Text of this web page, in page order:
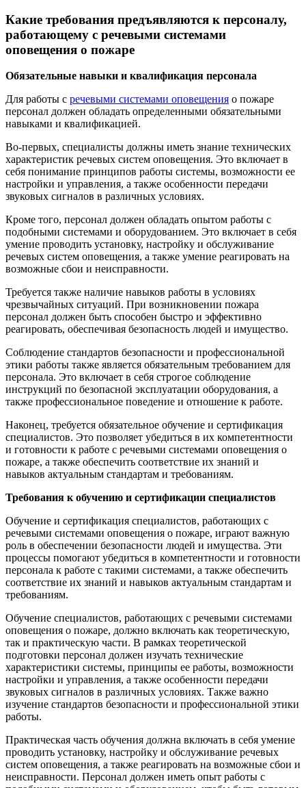
Какие требования предъявляются к персоналу,
работающему с речевыми системами
оповещения о пожаре
Обязательные навыки и квалификация персонала
Для работы с речевыми системами оповещения о пожаре
персонал должен обладать определенными обязательными
навыками и квалификацией.
Во-первых, специалисты должны иметь знание технических
характеристик речевых систем оповещения. Это включает в
себя понимание принципов работы системы, возможности ее
настройки и управления, а также особенности передачи
звуковых сигналов в различных условиях.
Кроме того, персонал должен обладать опытом работы с
подобными системами и оборудованием. Это включает в себя
умение проводить установку, настройку и обслуживание
речевых систем оповещения, а также умение реагировать на
возможные сбои и неисправности.
Требуется также наличие навыков работы в условиях
чрезвычайных ситуаций. При возникновении пожара
персонал должен быть способен быстро и эффективно
реагировать, обеспечивая безопасность людей и имущество.
Соблюдение стандартов безопасности и профессиональной
этики работы также является обязательным требованием для
персонала. Это включает в себя строгое соблюдение
инструкций по безопасной эксплуатации оборудования, а
также профессиональное поведение и отношение к работе.
Наконец, требуется обязательное обучение и сертификация
специалистов. Это позволяет убедиться в их компетентности
и готовности к работе с речевыми системами оповещения о
пожаре, а также обеспечить соответствие их знаний и
навыков актуальным стандартам и требованиям.
Требования к обучению и сертификации специалистов
Обучение и сертификация специалистов, работающих с
речевыми системами оповещения о пожаре, играют важную
роль в обеспечении безопасности людей и имущества. Эти
процессы помогают убедиться в компетентности и готовности
персонала к работе с такими системами, а также обеспечить
соответствие их знаний и навыков актуальным стандартам и
требованиям.
Обучение специалистов, работающих с речевыми системами
оповещения о пожаре, должно включать как теоретическую,
так и практическую части. В рамках теоретической
подготовки персонал должен изучать технические
характеристики системы, принципы ее работы, возможности
настройки и управления, а также особенности передачи
звуковых сигналов в различных условиях. Также важно
изучение стандартов безопасности и профессиональной этики
работы.
Практическая часть обучения должна включать в себя умение
проводить установку, настройку и обслуживание речевых
систем оповещения, а также реагировать на возможные сбои и
неисправности. Персонал должен иметь опыт работы с